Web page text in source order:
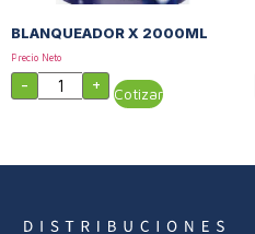
BLANQUEADOR X 2000ML
Precio Neto
- + Cotizar